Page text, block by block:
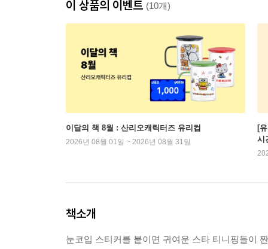
이 상품의 이벤트 (10개)
이달의 책 8월 : 산리오캐릭터즈 유리컵
2026년 08월 01일 ~ 2026년 08월 31일
[
시
책소개
눈코입 스티커를 붙이면 귀여운 스타 티니핑들이